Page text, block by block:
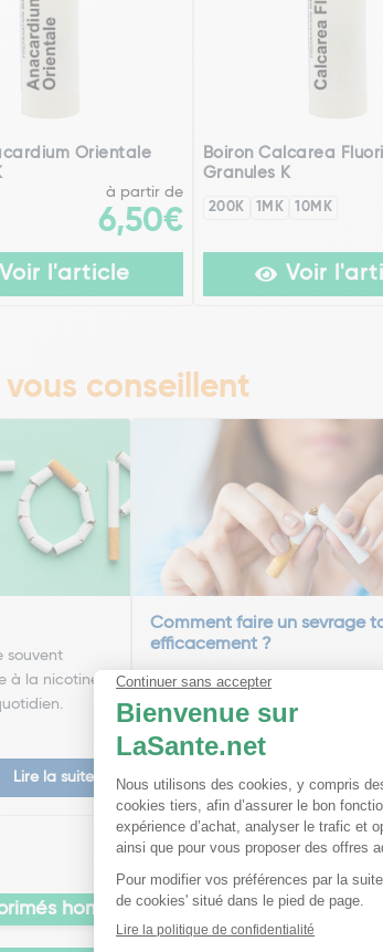
Orientale
à partir de
6,50€
Voir l'article
Boiron Calcarea
Granules K
200K 1MK 10MK
Voir
conseillent
souvent
à la nicotine
Lire la suite
Comment faire un sevrage
efficacement ?
J'arrête de fumer ! On se dit
mots après le nouvel an, après
émission de santé ou après avoir
Catégories
homéopathiques Doses